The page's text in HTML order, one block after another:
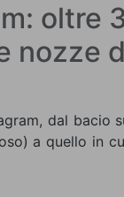
oltre
nozze
dal bacio
a quello in